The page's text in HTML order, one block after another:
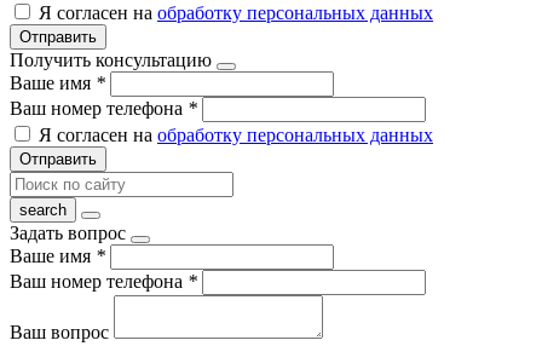
Я согласен на обработку персональных данных
Отправить
Получить консультацию
Ваше имя *
Ваш номер телефона *
Я согласен на обработку персональных данных
Отправить
Задать вопрос
Ваше имя *
Ваш номер телефона *
Ваш вопрос